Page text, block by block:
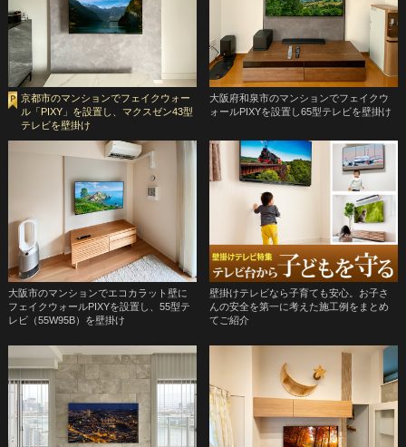
京都市のマンションでフェイクウォー
ル「PIXY」を設置し、マクスゼン43型
テレビを壁掛け
大阪府和泉市のマンションでフェイクウ
ォールPIXYを設置し65型テレビを壁掛け
大阪市のマンションでエコカラット壁に
フェイクウォールPIXYを設置し、55型テ
レビ（55W95B）を壁掛け
壁掛けテレビなら子育ても安心。お子さ
んの安全を第一に考えた施工例をまとめ
てご紹介